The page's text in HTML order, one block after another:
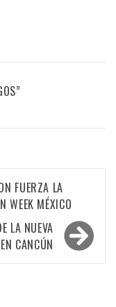
FUERZA LA
WEEK MÉXICO
LA NUEVA
CANCÚN